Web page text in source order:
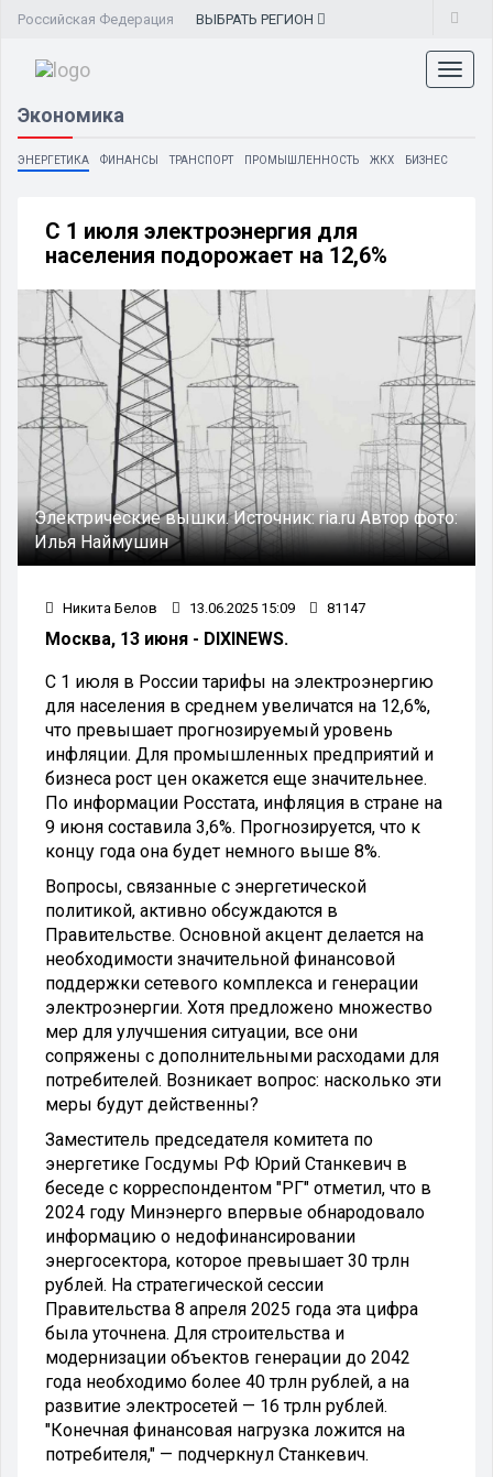
Российская Федерация ВЫБРАТЬ РЕГИОН
Экономика
ЭНЕРГЕТИКА ФИНАНСЫ ТРАНСПОРТ ПРОМЫШЛЕННОСТЬ ЖКХ БИЗНЕС
С 1 июля электроэнергия для
населения подорожает на 12,6%
Электрические вышки.Источник:ria.ruАвтор фото:
Илья Наймушин
Никита Белов 13.06.2025 15:09 81147
Москва, 13 июня - DIXINEWS.
С 1 июля в России тарифы на электроэнергию
для населения в среднем увеличатся на 12,6%,
что превышает прогнозируемый уровень
инфляции. Для промышленных предприятий и
бизнеса рост цен окажется еще значительнее.
По информации Росстата, инфляция в стране на
9 июня составила 3,6%. Прогнозируется, что к
концу года она будет немного выше 8%.
Вопросы, связанные с энергетической
политикой, активно обсуждаются в
Правительстве. Основной акцент делается на
необходимости значительной финансовой
поддержки сетевого комплекса и генерации
электроэнергии. Хотя предложено множество
мер для улучшения ситуации, все они
сопряжены с дополнительными расходами для
потребителей. Возникает вопрос: насколько эти
меры будут действенны?
Заместитель председателя комитета по
энергетике Госдумы РФ Юрий Станкевич в
беседе с корреспондентом "РГ" отметил, что в
2024 году Минэнерго впервые обнародовало
информацию о недофинансировании
энергосектора, которое превышает 30 трлн
рублей. На стратегической сессии
Правительства 8 апреля 2025 года эта цифра
была уточнена. Для строительства и
модернизации объектов генерации до 2042
года необходимо более 40 трлн рублей, а на
развитие электросетей — 16 трлн рублей.
"Конечная финансовая нагрузка ложится на
потребителя," — подчеркнул Станкевич.